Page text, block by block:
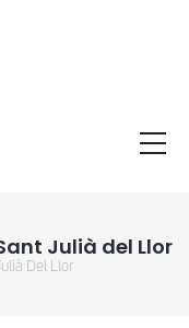
Julià del Llor
Del Llor